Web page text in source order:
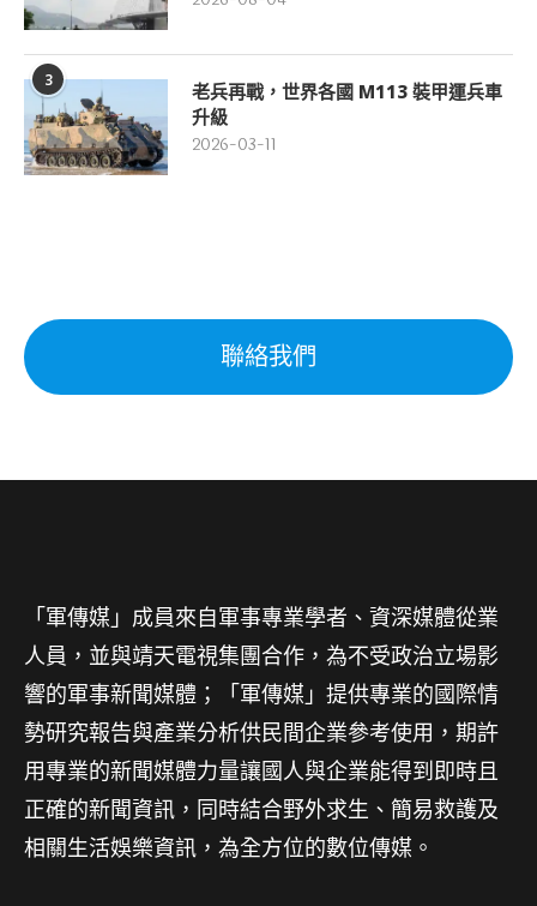
3
老兵再戰，世界各國 M113 裝甲運兵車
升級
2026-03-11
聯絡我們
「軍傳媒」成員來自軍事專業學者、資深媒體從業
人員，並與靖天電視集團合作，為不受政治立場影
響的軍事新聞媒體；「軍傳媒」提供專業的國際情
勢研究報告與產業分析供民間企業參考使用，期許
用專業的新聞媒體力量讓國人與企業能得到即時且
正確的新聞資訊，同時結合野外求生、簡易救護及
相關生活娛樂資訊，為全方位的數位傳媒。